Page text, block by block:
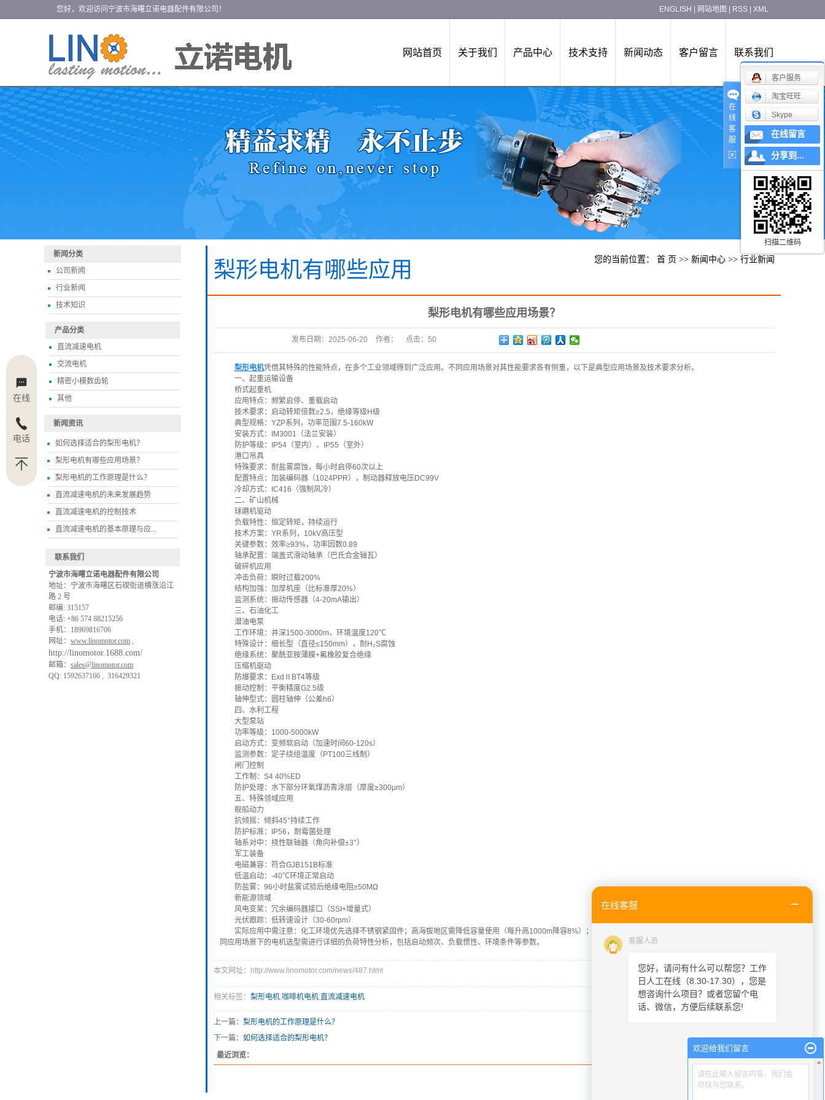
您好，欢迎访问宁波市海曙立诺电器配件有限公司！ ENGLISH 网站地图 RSS XML
网站首页 关于我们 产品中心 技术支持 新闻动态 客户留言 联系我们
新闻分类
公司新闻
行业新闻
技术知识
产品分类
直流减速电机
交流电机
精密小模数齿轮
其他
新闻资讯
如何选择适合的梨形电机？
梨形电机有哪些应用场景？
梨形电机的工作原理是什么？
直流减速电机的未来发展趋势
直流减速电机的控制技术
直流减速电机的基本原理与应...
联系我们
宁波市海曙立诺电器配件有限公司
地址：宁波市海曙区⽯碶街道横涨沿江
路 2 号
邮编: 315157
电话: +86 574 88215256
手机：18969816706
网址： www.linomotor.com ,
http://linomotor.1688.com/
邮箱： sales@linomotor.com
QQ: 1592637166 , 316429321
梨形电机有哪些应用
您的当前位置： 首 页 >> 新闻中心 >> 行业新闻
梨形电机有哪些应用场景？
发布日期： 2025-06-20 作者： 点击： 50
梨形电机凭借其特殊的性能特点，在多个工业领域得到广泛应用。不同应用场景对其性能要求各有侧重，以下是典型应用场景及技术要求分析。
一、起重运输设备
桥式起重机
应用特点：频繁启停、重载启动
技术要求：启动转矩倍数≥2.5，绝缘等级H级
典型规格：YZP系列，功率范围7.5-160kW
安装方式：IM3001（法兰安装）
防护等级：IP54（室内）、IP55（室外）
港口吊具
特殊要求：耐盐雾腐蚀，每小时启停60次以上
配置特点：加装编码器（1024PPR），制动器释放电压DC99V
冷却方式：IC416（强制风冷）
二、矿山机械
球磨机驱动
负载特性：恒定转矩，持续运行
技术方案：YR系列，10kV高压型
关键参数：效率≥93%，功率因数0.89
轴承配置：端盖式滑动轴承（巴氏合金轴瓦）
破碎机应用
冲击负荷：瞬时过载200%
结构加强：加厚机座（比标准厚20%）
监测系统：振动传感器（4-20mA输出）
三、石油化工
潜油电泵
工作环境：井深1500-3000m，环境温度120℃
特殊设计：细长型（直径≤150mm），耐H₂S腐蚀
绝缘系统：聚酰亚胺薄膜+氟橡胶复合绝缘
压缩机驱动
防爆要求：ExdⅡBT4等级
振动控制：平衡精度G2.5级
轴伸型式：圆柱轴伸（公差h6）
四、水利工程
大型泵站
功率等级：1000-5000kW
启动方式：变频软启动（加速时间60-120s）
监测参数：定子绕组温度（PT100三线制）
闸门控制
工作制：S4 40%ED
防护处理：水下部分环氧煤沥青涂层（厚度≥300μm）
五、特殊领域应用
舰船动力
抗倾摇：倾斜45°持续工作
防护标准：IP56，耐霉菌处理
轴系对中：挠性联轴器（角向补偿±3°）
军工装备
电磁兼容：符合GJB151B标准
低温启动：-40℃环境正常启动
防盐雾：96小时盐雾试验后绝缘电阻≥50MΩ
新能源领域
风电变桨：冗余编码器接口（SSI+增量式）
光伏跟踪：低转速设计（30-60rpm）
实际应用中需注意：化工环境优先选择不锈钢紧固件；高海拔地区需降低容量使用（每升高1000m降容8%）；多尘环境需定期清理散热通道（建议每月检查）。不
同应用场景下的电机选型需进行详细的负荷特性分析，包括启动频次、负载惯性、环境条件等参数。
本文网址：http://www.linomotor.com/news/487.html
相关标签： 梨形电机,咖啡机电机,直流减速电机
上一篇： 梨形电机的工作原理是什么？
下一篇： 如何选择适合的梨形电机？
最近浏览：
在线
电话
在线客服
客服人员
您好，请问有什么可以帮您？工作
日人工在线（8.30-17.30），您是
想咨询什么项目？或者您留个电
话、微信，方便后续联系您!
在
线
客
服
客户服务
淘宝旺旺
Skype
在线留言
分享到...
扫描二维码
欢迎给我们留言
请在此输入留言内容，我们会
尽快与您联系。